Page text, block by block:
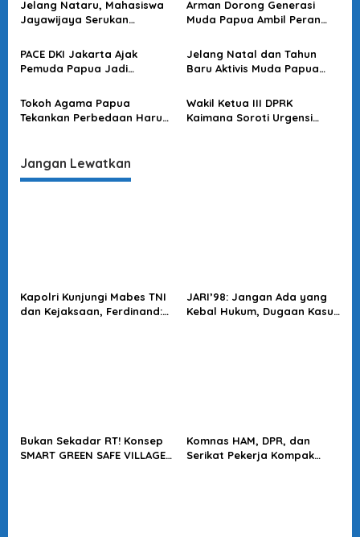
o
s
Jelang Nataru, Mahasiswa
Jayawijaya Serukan
Papua
Arman Dorong Generasi
Muda Papua Ambil Peran
PACE DKI Jakarta Ajak
Pemuda Papua Jadi
Akhir Tahun
Jelang Natal dan Tahun
Baru Aktivis Muda Papua
Kondusifitas
Tokoh Agama Papua
Tekankan Perbedaan Harus
Natal
Wakil Ketua III DPRK
Kaimana Soroti Urgensi
Jangan Lewatkan
Kapolri Kunjungi Mabes TNI
dan Kejaksaan, Ferdinand:
JARI’98: Jangan Ada yang
Kebal Hukum, Dugaan Kasus
Bukan Sekadar RT! Konsep
SMART GREEN SAFE VILLAGE
Komnas HAM, DPR, dan
Serikat Pekerja Kompak